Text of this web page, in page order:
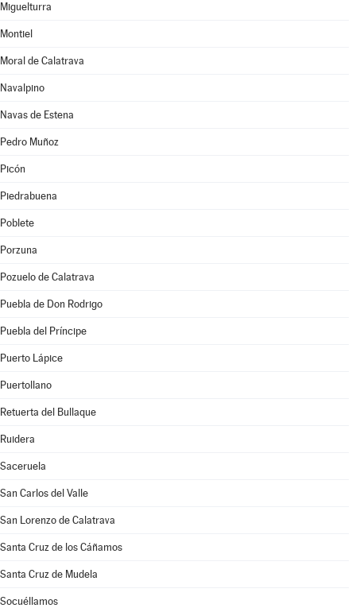
Miguelturra
Montiel
Moral de Calatrava
Navalpino
Navas de Estena
Pedro Muñoz
Picón
Piedrabuena
Poblete
Porzuna
Pozuelo de Calatrava
Puebla de Don Rodrigo
Puebla del Príncipe
Puerto Lápice
Puertollano
Retuerta del Bullaque
Ruidera
Saceruela
San Carlos del Valle
San Lorenzo de Calatrava
Santa Cruz de los Cáñamos
Santa Cruz de Mudela
Socuéllamos